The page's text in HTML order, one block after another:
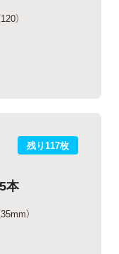
）
残り117枚
本
）